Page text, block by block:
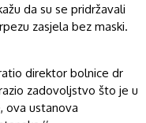
da su se pridržavali
zasjela bez maski.
direktor bolnice dr
zadovoljstvo što je u
ova ustanova